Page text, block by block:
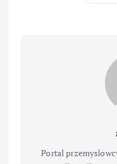
Portal